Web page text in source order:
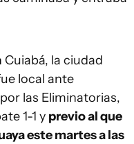
la ciudad
local ante
las Eliminatorias,
1-1 y previo al que
este martes a las